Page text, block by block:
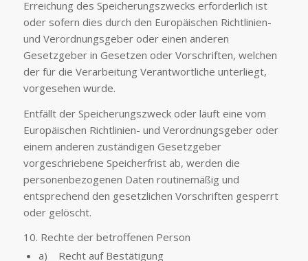
Erreichung des Speicherungszwecks erforderlich ist
oder sofern dies durch den Europäischen Richtlinien-
und Verordnungsgeber oder einen anderen
Gesetzgeber in Gesetzen oder Vorschriften, welchen
der für die Verarbeitung Verantwortliche unterliegt,
vorgesehen wurde.
Entfällt der Speicherungszweck oder läuft eine vom
Europäischen Richtlinien- und Verordnungsgeber oder
einem anderen zuständigen Gesetzgeber
vorgeschriebene Speicherfrist ab, werden die
personenbezogenen Daten routinemäßig und
entsprechend den gesetzlichen Vorschriften gesperrt
oder gelöscht.
10. Rechte der betroffenen Person
a) Recht auf Bestätigung